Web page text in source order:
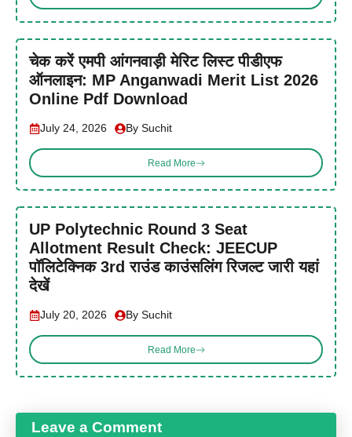
चेक करें एमपी आंगनवाड़ी मेरिट लिस्ट पीडीएफ
ऑनलाइन: MP Anganwadi Merit List 2026
Online Pdf Download
July 24, 2026 By Suchit
Read More
UP Polytechnic Round 3 Seat
Allotment Result Check: JEECUP
पॉलिटेक्निक 3rd राउंड काउंसलिंग रिजल्ट जारी यहां
देखें
July 20, 2026 By Suchit
Read More
Leave a Comment